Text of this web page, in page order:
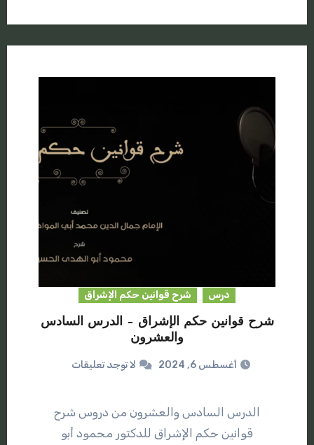
درس شرح قوانين حكم الإشراق
شرح قوانين حكم الإشراق – الدرس السادس
والعشرون
أغسطس 6, 2024 لا توجد تعليقات
الدرس السادس والعشرون من دروس شرح
قوانين حكم الإشراق للدكتور محمود أبو